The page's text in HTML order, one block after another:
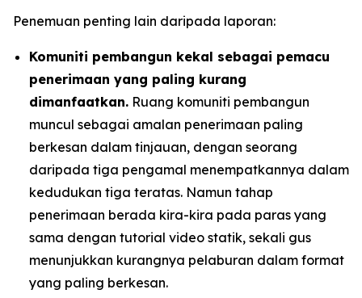
Penemuan penting lain daripada laporan:
Komuniti pembangun kekal sebagai pemacu
penerimaan yang paling kurang
dimanfaatkan. Ruang komuniti pembangun
muncul sebagai amalan penerimaan paling
berkesan dalam tinjauan, dengan seorang
daripada tiga pengamal menempatkannya dalam
kedudukan tiga teratas. Namun tahap
penerimaan berada kira-kira pada paras yang
sama dengan tutorial video statik, sekali gus
menunjukkan kurangnya pelaburan dalam format
yang paling berkesan.